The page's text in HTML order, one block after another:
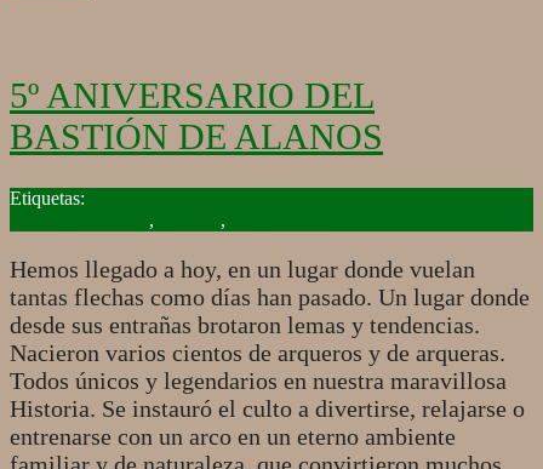
5º ANIVERSARIO DEL
BASTIÓN DE ALANOS
2019-
, ,
Hemos llegado a hoy, en un lugar donde vuelan
tantas flechas como días han pasado. Un lugar donde
desde sus entrañas brotaron lemas y tendencias.
Nacieron varios cientos de arqueros y de arqueras.
Todos únicos y legendarios en nuestra maravillosa
Historia. Se instauró el culto a divertirse, relajarse o
entrenarse con un arco en un eterno ambiente